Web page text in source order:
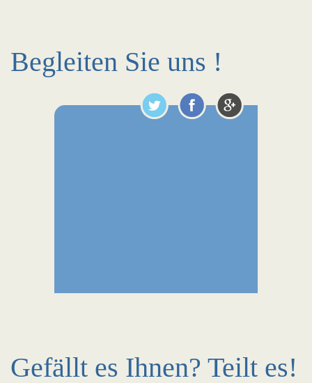
Begleiten Sie uns !
Gefällt es Ihnen? Teilt es!